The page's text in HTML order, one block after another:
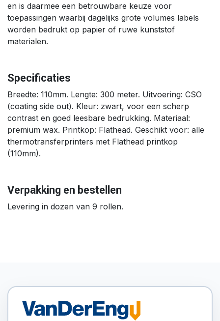
en is daarmee een betrouwbare keuze voor
toepassingen waarbij dagelijks grote volumes labels
worden bedrukt op papier of ruwe kunststof
materialen.
Specificaties
Breedte: 110mm. Lengte: 300 meter. Uitvoering: CSO
(coating side out). Kleur: zwart, voor een scherp
contrast en goed leesbare bedrukking. Materiaal:
premium wax. Printkop: Flathead. Geschikt voor: alle
thermotransferprinters met Flathead printkop
(110mm).
Verpakking en bestellen
Levering in dozen van 9 rollen.